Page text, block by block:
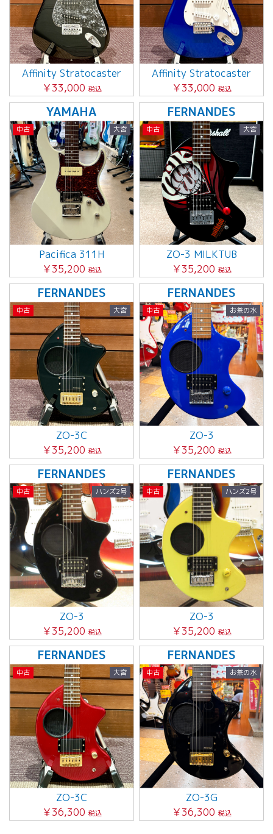
Affinity Stratocaster
￥33,000 税込
Affinity Stratocaster
￥33,000 税込
YAMAHA
中古 大宮
Pacifica 311H
￥35,200 税込
FERNANDES
中古 大宮
ZO-3 MILKTUB
￥35,200 税込
FERNANDES
中古 大宮
ZO-3C
￥35,200 税込
FERNANDES
中古 お茶の水
ZO-3
￥35,200 税込
FERNANDES
中古 ハンズ2号
ZO-3
￥35,200 税込
FERNANDES
中古 ハンズ2号
ZO-3
￥35,200 税込
FERNANDES
中古 大宮
ZO-3C
￥36,300 税込
FERNANDES
中古 お茶の水
ZO-3G
￥36,300 税込